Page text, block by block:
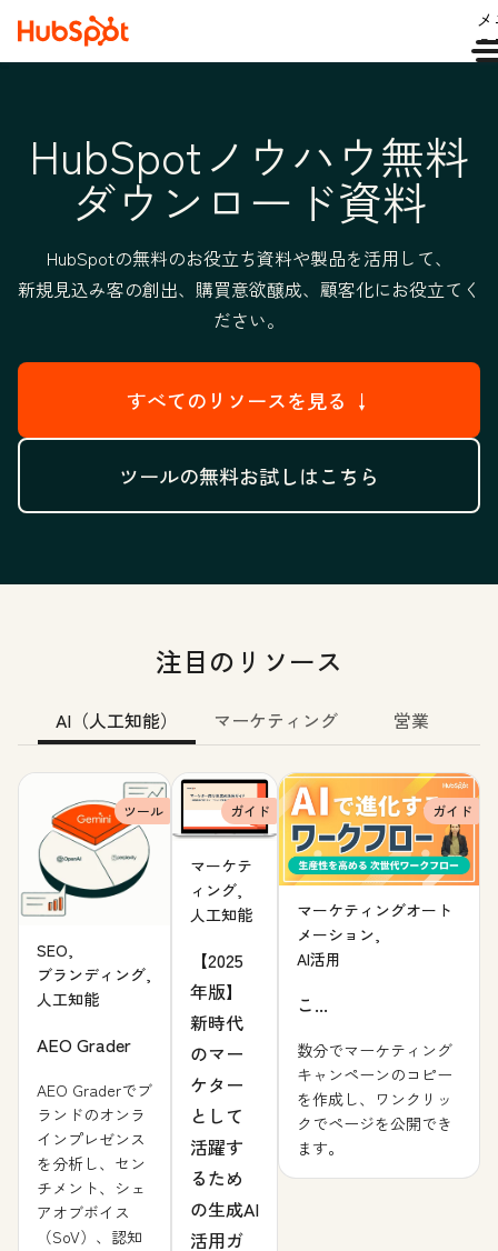
HubSpotノウハウ無料
ダウンロード資料
HubSpotの無料のお役立ち資料や製品を活用して、
新規見込み客の創出、購買意欲醸成、顧客化にお役立てく
ださい。
すべてのリソースを見る ↓
ツールの無料お試しはこちら
注目のリソース
AI（人工知能） マーケティング 営業
ツール
SEO,
ブランディング,
人工知能
AEO Grader
AEO Graderでブ
ランドのオンラ
インプレゼンス
を分析し、セン
チメント、シェ
アオブボイス
（SoV）、認知
ガイド
マーケテ
ィング,
人工知能
【2025
年版】
新時代
のマー
ケター
として
活躍す
るため
の生成AI
活用ガ
ガイド
マーケティングオート
メーション,
AI活用
こ...
数分でマーケティング
キャンペーンのコピー
を作成し、ワンクリッ
クでページを公開でき
ます。